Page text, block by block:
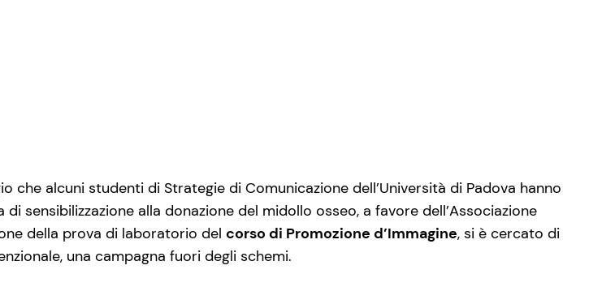
che alcuni studenti di Strategie di Comunicazione dell’Università di Padova hanno
sensibilizzazione alla donazione del midollo osseo, a favore dell’Associazione
della prova di laboratorio del corso di Promozione d’Immagine, si è cercato di
una campagna fuori degli schemi.